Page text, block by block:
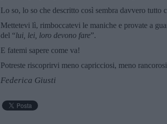
Lo so, lo so che descritto così sembra davvero
Mettetevi lì, rimboccatevi le maniche e provate a
del “lui, lei, loro devono fare”.
E fatemi sapere come va!
Potreste riscoprirvi meno capricciosi, meno
Federica Giusti